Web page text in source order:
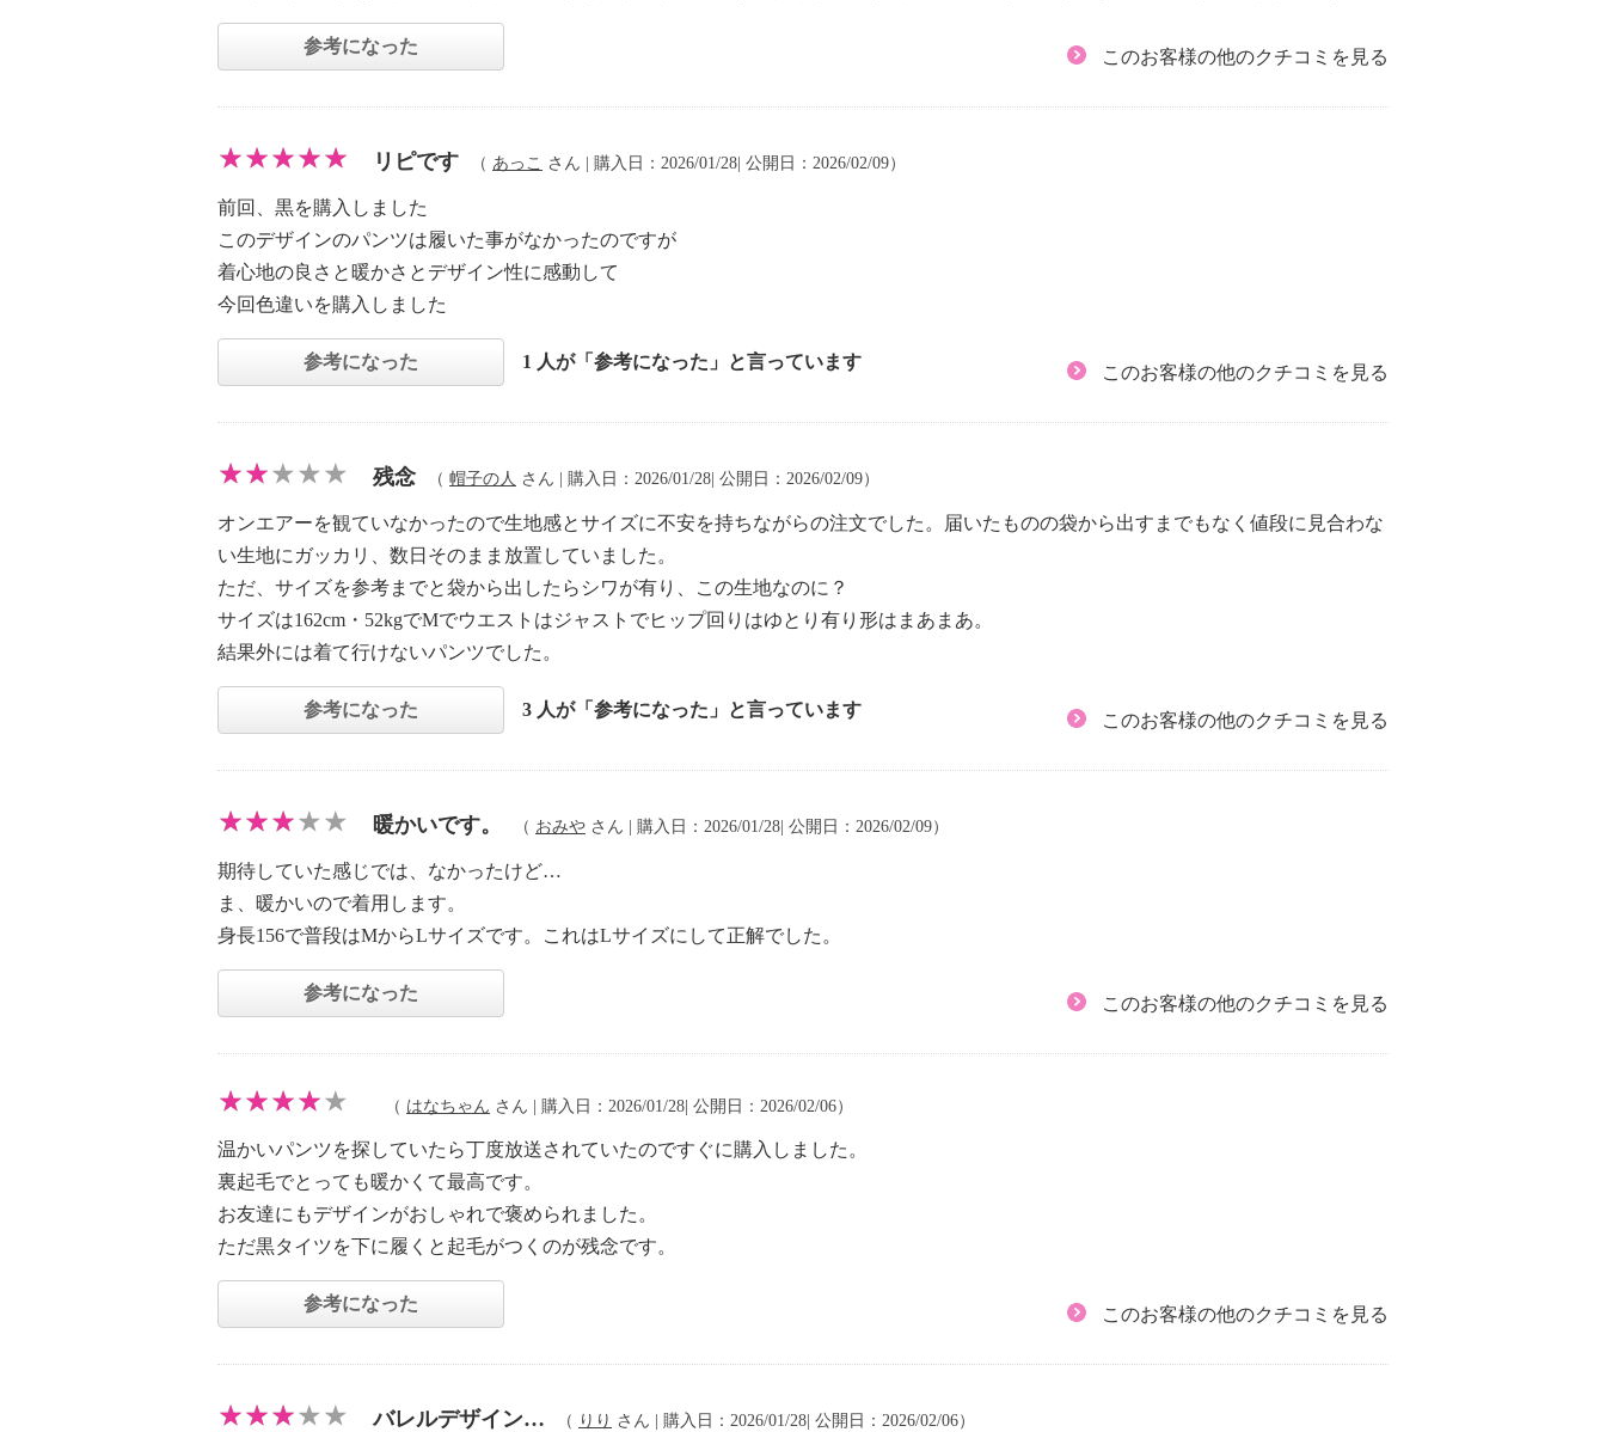
参考になった
このお客様の他のクチコミを見る
リピです （ あっこ さん | 購入日：2026/01/28| 公開日：2026/02/09）
前回、黒を購入しました
このデザインのパンツは履いた事がなかったのですが
着心地の良さと暖かさとデザイン性に感動して
今回色違いを購入しました
参考になった 1 人が「参考になった」と言っています
このお客様の他のクチコミを見る
残念 （ 帽子の人 さん | 購入日：2026/01/28| 公開日：2026/02/09）
オンエアーを観ていなかったので生地感とサイズに不安を持ちながらの注文でした。届いたものの袋から出すまでもなく値段に見合わな
い生地にガッカリ、数日そのまま放置していました。
ただ、サイズを参考までと袋から出したらシワが有り、この生地なのに？
サイズは162cm・52kgでMでウエストはジャストでヒップ回りはゆとり有り形はまあまあ。
結果外には着て行けないパンツでした。
参考になった 3 人が「参考になった」と言っています
このお客様の他のクチコミを見る
暖かいです。 （ おみや さん | 購入日：2026/01/28| 公開日：2026/02/09）
期待していた感じでは、なかったけど…
ま、暖かいので着用します。
身長156で普段はMからLサイズです。これはLサイズにして正解でした。
参考になった
このお客様の他のクチコミを見る
（ はなちゃん さん | 購入日：2026/01/28| 公開日：2026/02/06）
温かいパンツを探していたら丁度放送されていたのですぐに購入しました。
裏起毛でとっても暖かくて最高です。
お友達にもデザインがおしゃれで褒められました。
ただ黒タイツを下に履くと起毛がつくのが残念です。
参考になった
このお客様の他のクチコミを見る
バレルデザイン… （ りり さん | 購入日：2026/01/28| 公開日：2026/02/06）